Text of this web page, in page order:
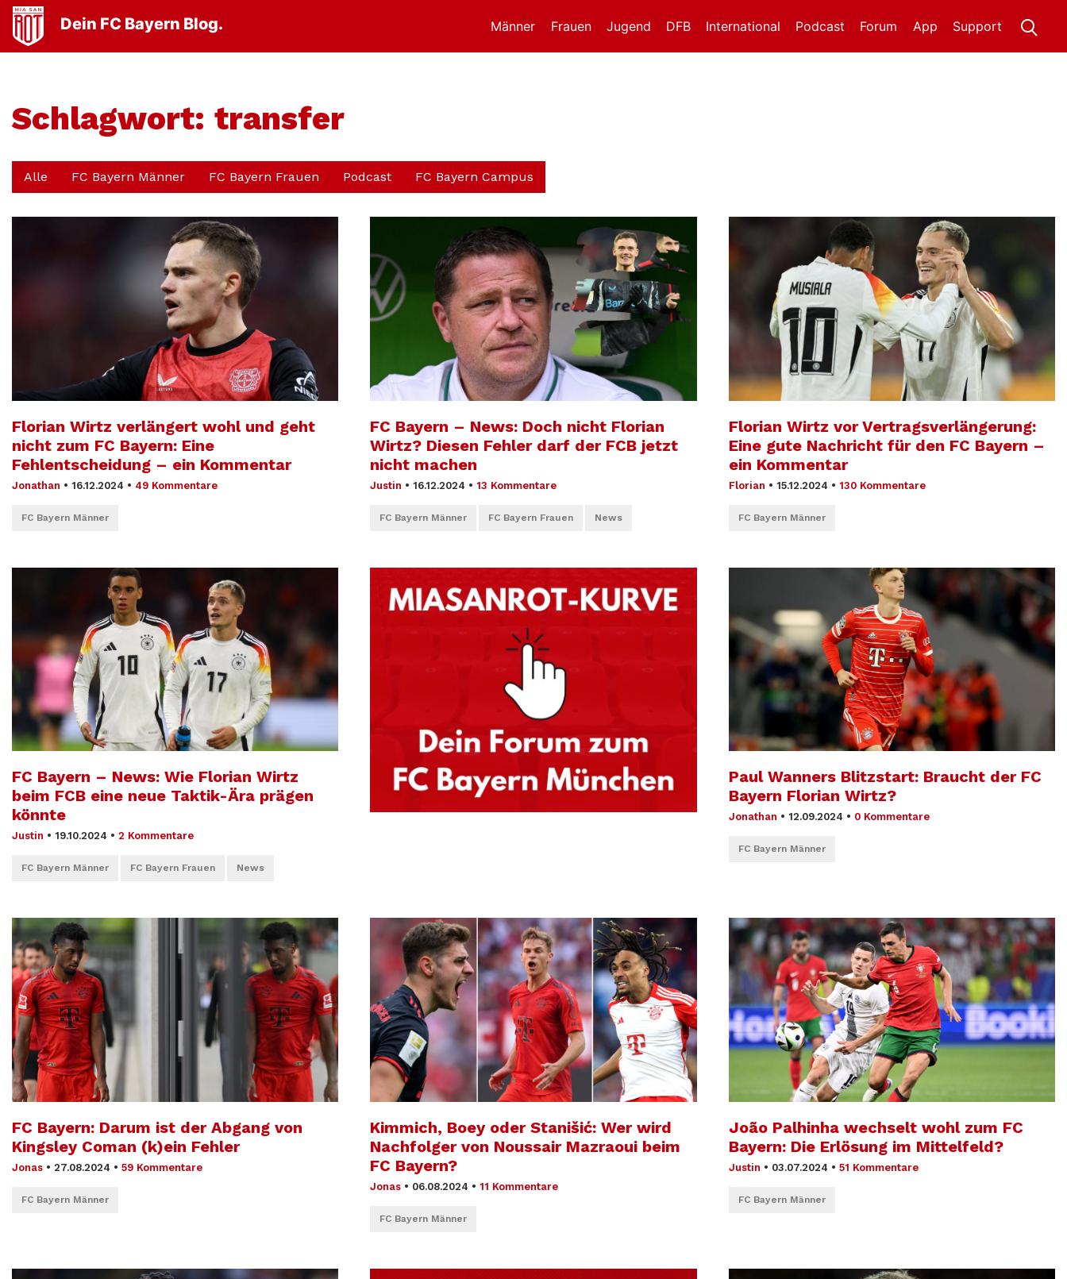
Dein FC Bayern Blog. Männer Frauen Jugend DFB International Support
App
Forum
Podcast
Schlagwort: transfer
Alle FC Bayern Männer FC Bayern Frauen Podcast FC Bayern Campus
Florian Wirtz verlängert wohl und geht
nicht zum FC Bayern: Eine
Fehlentscheidung – ein Kommentar
Jonathan • 16.12.2024 • 49 Kommentare
FC Bayern Männer
FC Bayern – News: Doch nicht Florian
Wirtz? Diesen Fehler darf der FCB jetzt
nicht machen
Justin • 16.12.2024 • 13 Kommentare
FC Bayern Männer FC Bayern Frauen News
Florian Wirtz vor Vertragsverlängerung:
Eine gute Nachricht für den FC Bayern –
ein Kommentar
Florian • 15.12.2024 • 130 Kommentare
FC Bayern Männer
FC Bayern – News: Wie Florian Wirtz
beim FCB eine neue Taktik-Ära prägen
könnte
Justin • 19.10.2024 • 2 Kommentare
FC Bayern Männer FC Bayern Frauen News
Paul Wanners Blitzstart: Braucht der FC
Bayern Florian Wirtz?
Jonathan • 12.09.2024 • 0 Kommentare
FC Bayern Männer
FC Bayern: Darum ist der Abgang von
Kingsley Coman (k)ein Fehler
Jonas • 27.08.2024 • 59 Kommentare
FC Bayern Männer
Kimmich, Boey oder Stanišić: Wer wird
Nachfolger von Noussair Mazraoui beim
FC Bayern?
Jonas • 06.08.2024 • 11 Kommentare
FC Bayern Männer
João Palhinha wechselt wohl zum FC
Bayern: Die Erlösung im Mittelfeld?
Justin • 03.07.2024 • 51 Kommentare
FC Bayern Männer